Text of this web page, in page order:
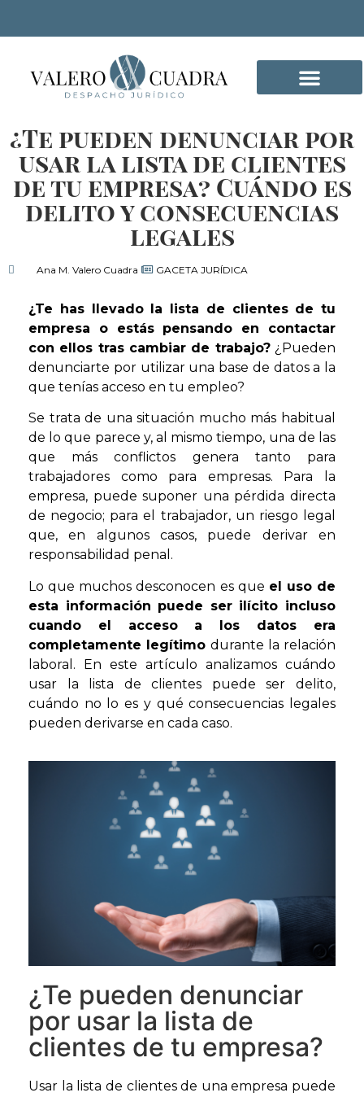
¿Te pueden denunciar por
usar la lista de clientes
de tu empresa? Cuándo es
delito y consecuencias
legales
Ana M. Valero Cuadra GACETA JURÍDICA
¿Te has llevado la lista de clientes de tu
empresa o estás pensando en contactar
con ellos tras cambiar de trabajo?¿Pueden
denunciarte por utilizar una base de datos a la
que tenías acceso en tu empleo?
Se trata de una situación mucho más habitual
de lo que parece y, al mismo tiempo, una de las
que más conflictos genera tanto para
trabajadores como para empresas. Para la
empresa, puede suponer una pérdida directa
de negocio; para el trabajador, un riesgo legal
que, en algunos casos, puede derivar en
responsabilidad penal.
Lo que muchos desconocen es que el uso de
esta información puede ser ilícito incluso
cuando el acceso a los datos era
completamente legítimo durante la relación
laboral. En este artículo analizamos cuándo
usar la lista de clientes puede ser delito,
cuándo no lo es y qué consecuencias legales
pueden derivarse en cada caso.
¿Te pueden denunciar
por usar la lista de
clientes de tu empresa?
Usar la lista de clientes de una empresa puede